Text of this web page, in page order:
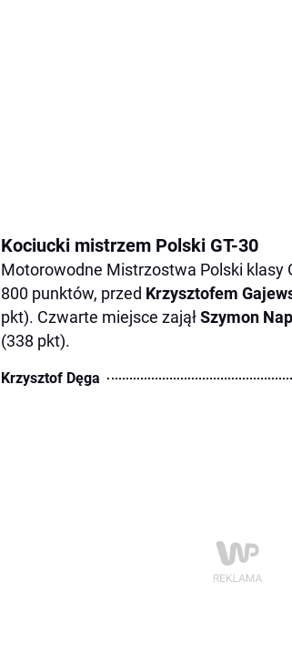
Kociucki mistrzem Polski GT-30
Motorowodne Mistrzostwa Polski klasy
800 punktów, przed Krzysztofem
pkt). Czwarte miejsce zająłSzymon
(338 pkt).
Krzysztof Dęga